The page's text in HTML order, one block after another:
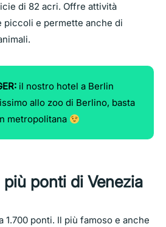
di 82 acri. Offre attività
piccoli e permette anche di
il nostro hotel a Berlin
allo zoo di Berlino, basta
metropolitana
ponti di Venezia
ponti. Il più famoso e anche